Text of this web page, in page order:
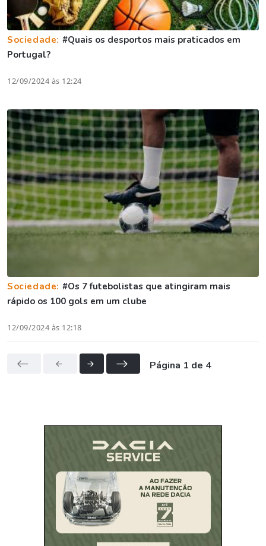
Sociedade: #Quais os desportos mais praticados em
Portugal?
12/09/2024 às 12:24
Sociedade: #Os 7 futebolistas que atingiram mais
rápido os 100 gols em um clube
12/09/2024 às 12:18
Página 1 de 4